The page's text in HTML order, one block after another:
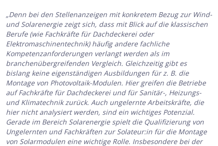
„Denn bei den Stellenanzeigen mit konkretem Bezug zur Wind-
und Solarenergie zeigt sich, dass mit Blick auf die klassischen
Berufe (wie Fachkräfte für Dachdeckerei oder
Elektromaschinentechnik) häufig andere fachliche
Kompetenzanforderungen verlangt werden als im
branchenübergreifenden Vergleich. Gleichzeitig gibt es
bislang keine eigenständigen Ausbildungen für z. B. die
Montage von Photovoltaik-Modulen. Hier greifen die Betriebe
auf Fachkräfte für Dachdeckerei und für Sanitär-, Heizungs-
und Klimatechnik zurück. Auch ungelernte Arbeitskräfte, die
hier nicht analysiert werden, sind ein wichtiges Potenzial.
Gerade im Bereich Solarenergie spielt die Qualifizierung von
Ungelernten und Fachkräften zur Solateur:in für die Montage
von Solarmodulen eine wichtige Rolle. Insbesondere bei der